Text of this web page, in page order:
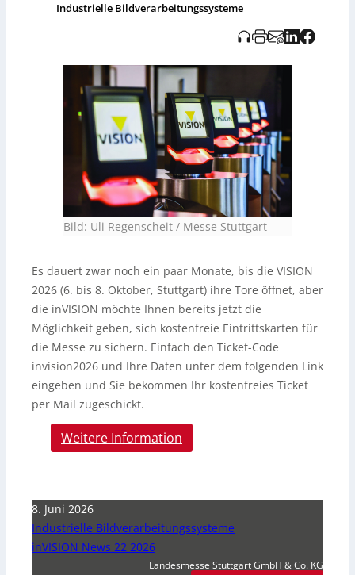
Industrielle Bildverarbeitungssysteme
Bild: Uli Regenscheit / Messe Stuttgart
Es dauert zwar noch ein paar Monate, bis die VISION
2026 (6. bis 8. Oktober, Stuttgart) ihre Tore öffnet, aber
die inVISION möchte Ihnen bereits jetzt die
Möglichkeit geben, sich kostenfreie Eintrittskarten für
die Messe zu sichern. Einfach den Ticket-Code
invision2026 und Ihre Daten unter dem folgenden Link
eingeben und Sie bekommen Ihr kostenfreies Ticket
per Mail zugeschickt.
Weitere Information
8. Juni 2026
Industrielle Bildverarbeitungssysteme
inVISION News 22 2026
Landesmesse Stuttgart GmbH & Co. KG